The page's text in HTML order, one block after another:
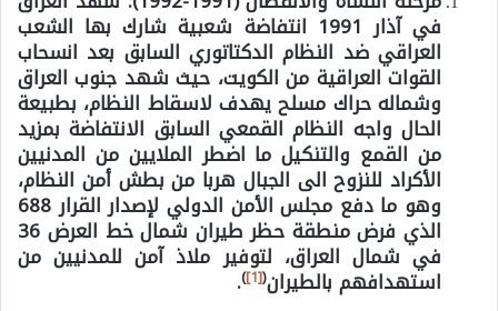
في آذار 1991 انتفاضة شعبية شارك بها الشعب
العراقي ضد النظام الدكتاتوري السابق بعد انسحاب
القوات العراقية من الكويت، حيث شهد جنوب العراق
وشماله حراك مسلح يهدف لاسقاط النظام، بطبيعة
الحال واجه النظام القمعي السابق الانتفاضة بمزيد
من القمع والتنكيل ما اضطر الملايين من المدنيين
الأكراد للنزوح الى الجبال هربا من بطش أمن النظام،
وهو ما دفع مجلس الأمن الدولي لإصدار القرار 688
الذي فرض منطقة حظر طيران شمال خط العرض 36
في شمال العراق، لتوفير ملاذ آمن للمدنيين من
استهدافهم بالطيران(
[1]
)
.